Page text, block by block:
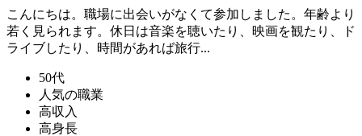
こんにちは。職場に出会いがなくて参加しました。年齢より
若く見られます。休日は音楽を聴いたり、映画を観たり、ド
ライブしたり、時間があれば旅行...
50代
人気の職業
高収入
高身長